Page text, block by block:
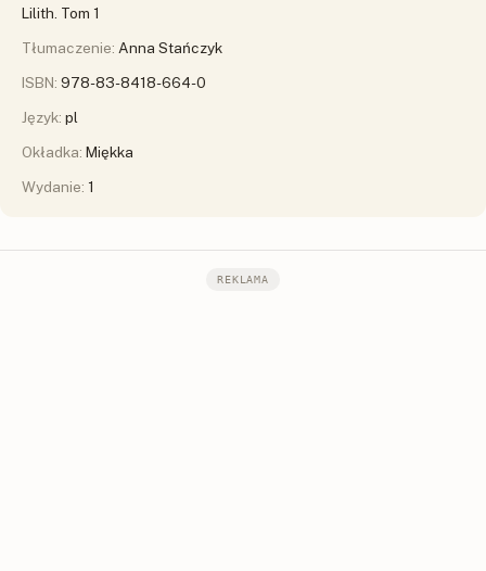
Lilith. Tom 1
Tłumaczenie: Anna Stańczyk
ISBN: 978-83-8418-664-0
Język: pl
Okładka: Miękka
Wydanie: 1
REKLAMA